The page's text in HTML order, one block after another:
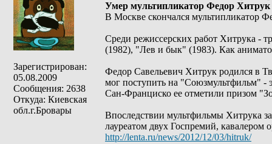
Зарегистрирован:
05.08.2009
Сообщения: 2638
Откуда: Киевская
обл.г.Бровары
Умер мультипликатор Федор Хитрук
В Москве скончался мультипликатор
Среди режиссерских работ Хитрука
(1982), "Лев и бык" (1983). Как
Федор Савельевич Хитрук родился в
мог поступить на "Союзмультфильм" -
Сан-Франциско ее отметили призом
Впоследствии мультфильмы Хитрука
лауреатом двух Госпремий,
http://lenta.ru/news/2012/12/03/hitruk/